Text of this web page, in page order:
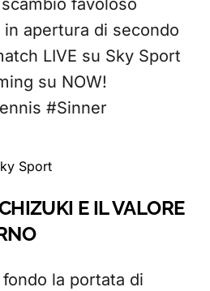
favoloso
apertura di secondo
LIVE su Sky Sport
su NOW!
#Sinner
Sport
E IL VALORE
la portata di